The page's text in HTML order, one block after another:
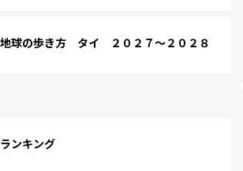
球の歩き方 タイ ２０２７～２０２８
ンキング